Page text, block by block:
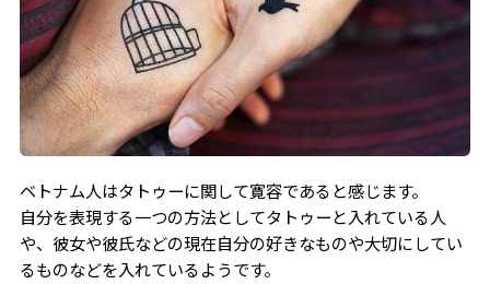
ベトナム人はタトゥーに関して寛容であると感じます。
自分を表現する一つの方法としてタトゥーと入れている人
や、彼女や彼氏などの現在自分の好きなものや大切にしてい
るものなどを入れているようです。